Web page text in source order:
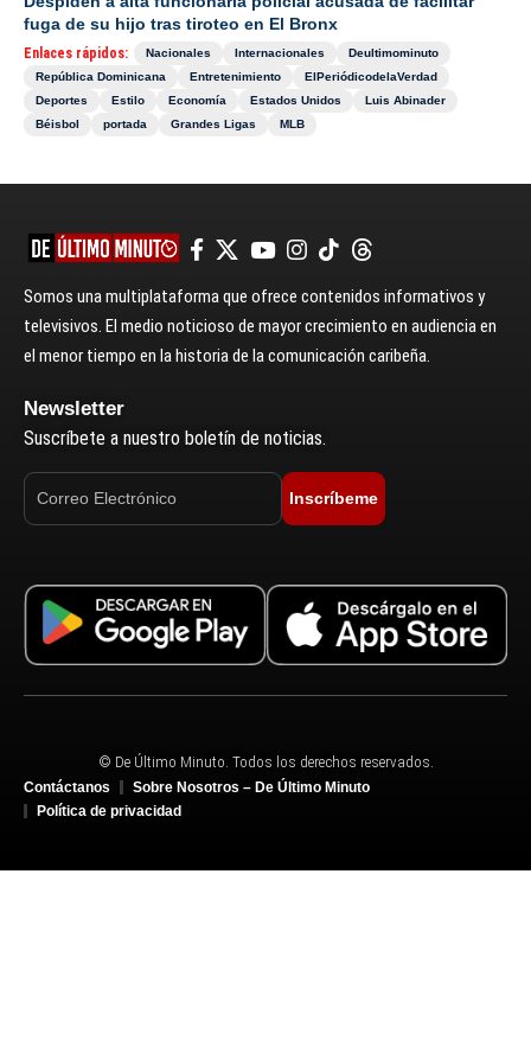
fuga de su hijo tras tiroteo en El Bronx
Enlaces rápidos: Nacionales Internacionales
Deultimominuto
República Dominicana
Entretenimiento
ElPeriódicodelaVerdad
Deportes
Estilo Economía Estados Unidos
Luis Abinader
Béisbol
portada Grandes Ligas MLB
Somos una multiplataforma que ofrece contenidos informativos y
televisivos. El medio noticioso de mayor crecimiento en audiencia en
el menor tiempo en la historia de la comunicación caribeña.
Newsletter
Suscríbete a nuestro boletín de noticias.
Inscríbeme
© De Último Minuto. Todos los derechos reservados.
Contáctanos
Sobre Nosotros – De Último Minuto
Política de privacidad